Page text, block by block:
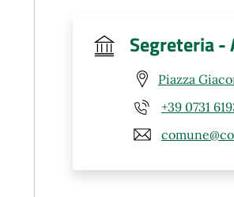
Segreteria
Piazza
+39 0731